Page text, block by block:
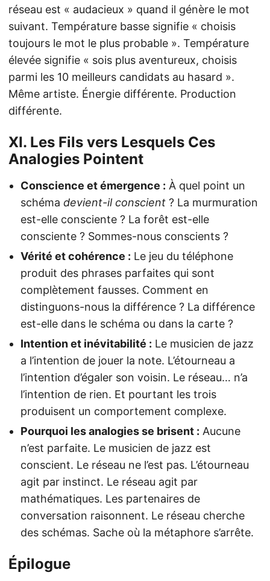
réseau est « audacieux » quand il génère le mot
suivant. Température basse signifie « choisis
toujours le mot le plus probable ». Température
élevée signifie « sois plus aventureux, choisis
parmi les 10 meilleurs candidats au hasard ».
Même artiste. Énergie différente. Production
différente.
XI. Les Fils vers Lesquels Ces
Analogies Pointent
Conscience et émergence : À quel point un
schéma devient-il conscient ? La murmuration
est-elle consciente ? La forêt est-elle
consciente ? Sommes-nous conscients ?
Vérité et cohérence : Le jeu du téléphone
produit des phrases parfaites qui sont
complètement fausses. Comment en
distinguons-nous la différence ? La différence
est-elle dans le schéma ou dans la carte ?
Intention et inévitabilité : Le musicien de jazz
a l’intention de jouer la note. L’étourneau a
l’intention d’égaler son voisin. Le réseau… n’a
l’intention de rien. Et pourtant les trois
produisent un comportement complexe.
Pourquoi les analogies se brisent : Aucune
n’est parfaite. Le musicien de jazz est
conscient. Le réseau ne l’est pas. L’étourneau
agit par instinct. Le réseau agit par
mathématiques. Les partenaires de
conversation raisonnent. Le réseau cherche
des schémas. Sache où la métaphore s’arrête.
Épilogue